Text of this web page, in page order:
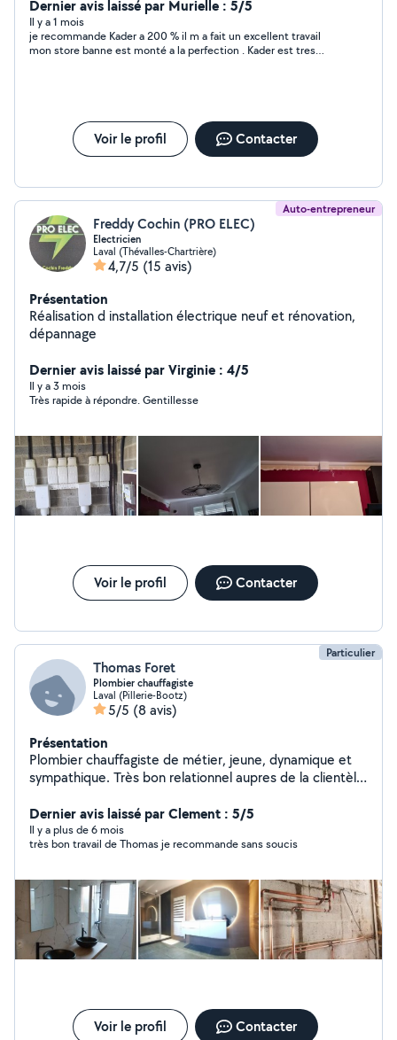
Dernier avis laissé par Murielle : 5/5
Il y a 1 mois
je recommande Kader a 200 % il m a fait un excellent travail
mon store banne est monté a la perfection . Kader est tres
Voir le profil Contacter
Auto-entrepreneur
Freddy Cochin (PRO ELEC)
Electricien
Laval (Thévalles-Chartrière)
4,7/5 (15 avis)
Présentation
Réalisation d installation électrique neuf et rénovation,
dépannage
Dernier avis laissé par Virginie : 4/5
Il y a 3 mois
Très rapide à répondre. Gentillesse
Voir le profil Contacter
Particulier
Thomas Foret
Plombier chauffagiste
Laval (Pillerie-Bootz)
5/5 (8 avis)
Présentation
Plombier chauffagiste de métier, jeune, dynamique et
sympathique. Très bon relationnel aupres de la clientèle.
vous.
Dernier avis laissé par Clement : 5/5
Il y a plus de 6 mois
très bon travail de Thomas je recommande sans soucis
Voir le profil Contacter